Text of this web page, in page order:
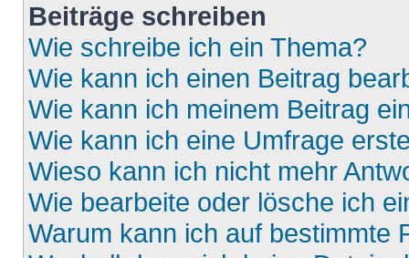
Beiträge schreiben
Wie schreibe ich ein Thema?
Wie kann ich einen Beitrag
Wie kann ich meinem Beitrag
Wie kann ich eine Umfrage
Wieso kann ich nicht mehr
Wie bearbeite oder lösche ich
Warum kann ich auf bestimmte